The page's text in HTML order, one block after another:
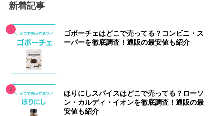
新着記事
ゴボーチェはどこで売ってる？コンビニ・ス
ーパーを徹底調査！通販の最安値も紹介
ほりにしスパイスはどこで売ってる？ローソ
ン・カルディ・イオンを徹底調査！通販の最
安値も紹介